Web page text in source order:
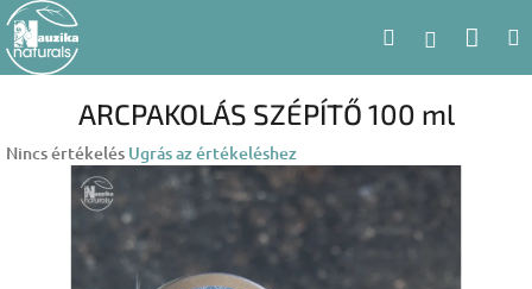
Ugrás
fő
tartalomhoz
Keresés
ARCPAKOLÁS SZÉPÍTŐ 100 ml
A
Nincs értékelés Ugrás az értékeléshez